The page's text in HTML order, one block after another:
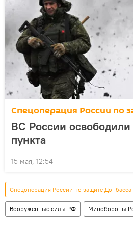
Спецоперация России по
ВС России
пункта
15 мая, 12:54
Спецоперация России по защите Донбасса
Вооруженные силы РФ Минобороны